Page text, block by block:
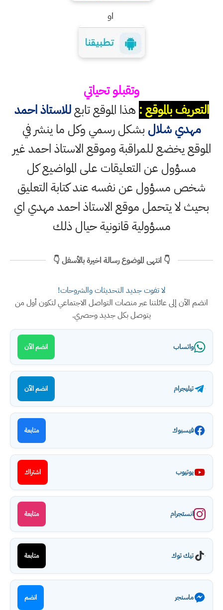
او
وتقبلو تحياتي
التعريف بالموقع : هذا الموقع تابعللاستاذ احمد
مهدي شلال بشكل رسمي وكل ما ينشر في
الموقع يخضع للمراقبة وموقع الاستاذ احمد غير
مسؤول عن التعليقات على المواضيع كل
شخص مسؤول عن نفسه عند كتابة التعليق
بحيث لا يتحمل موقع الاستاذ احمد مهدي اي
مسؤولية قانونية حيال ذلك
👇 انتهى الموضوع رسالة اخيرة بالأسفل 👇
لا تفوت جديد التحديثات والشروحات!
انضم الآن إلى عائلتنا عبر منصات التواصل الاجتماعي لتكون أول من
يتوصل بكل جديد وحصري.
واتساب انضم الآن
تيليجرام انضم الآن
فيسبوك متابعة
يوتيوب اشتراك
انستجرام متابعة
تيك توك متابعة
ماسنجر انضم